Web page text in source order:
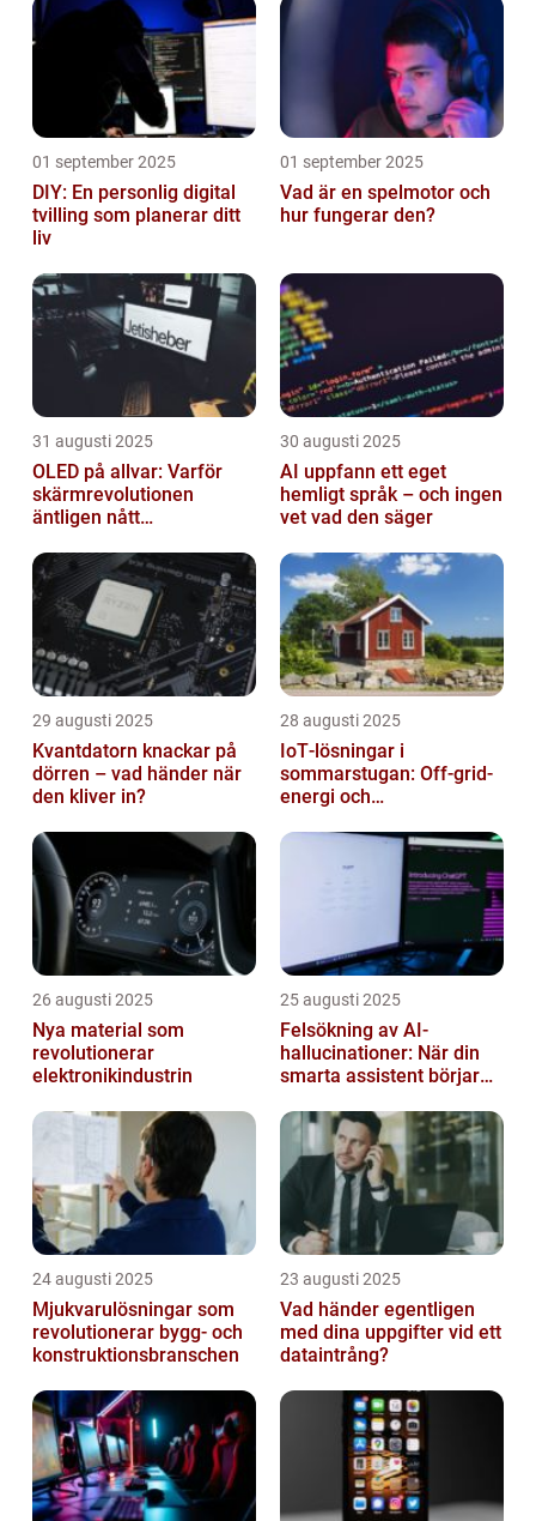
01 september 2025
DIY: En personlig digital
tvilling som planerar ditt
liv
01 september 2025
Vad är en spelmotor och
hur fungerar den?
31 augusti 2025
OLED på allvar: Varför
skärmrevolutionen
äntligen nått
30 augusti 2025
AI uppfann ett eget
hemligt språk – och ingen
vet vad den säger
29 augusti 2025
Kvantdatorn knackar på
dörren – vad händer när
den kliver in?
28 augusti 2025
IoT‑lösningar i
sommarstugan: Off‑grid-
energi och
26 augusti 2025
Nya material som
revolutionerar
elektronikindustrin
25 augusti 2025
Felsökning av AI-
hallucinationer: När din
smarta assistent börjar
24 augusti 2025
Mjukvarulösningar som
revolutionerar bygg- och
konstruktionsbranschen
23 augusti 2025
Vad händer egentligen
med dina uppgifter vid ett
dataintrång?